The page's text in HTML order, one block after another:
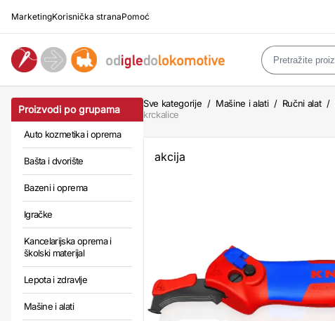
MarketingKorisnička stranaPomoć
Proizvodi po grupama
Auto kozmetika i oprema
Bašta i dvorište
Bazeni i oprema
Igračke
Kancelarijska oprema i
školski materijal
Lepota i zdravlje
Mašine i alati
Sve kategorije / Mašine i alati / Ručni alat /
krckalice
akcija